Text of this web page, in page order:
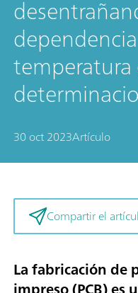
temperatura
30 oct 2023Artículo
Compartir el
La fabricación de